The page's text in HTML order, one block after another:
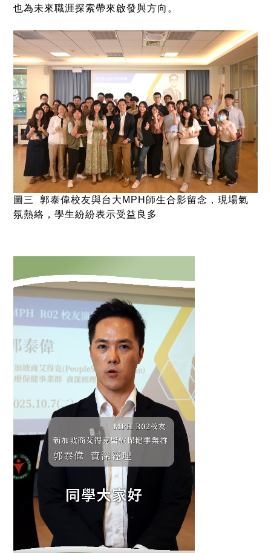
也為未來職涯探索帶來啟發與方向。
圖三 郭泰偉校友與台大 MPH 師生合影留念，現場氣
氛熱絡，學生紛紛表示受益良多